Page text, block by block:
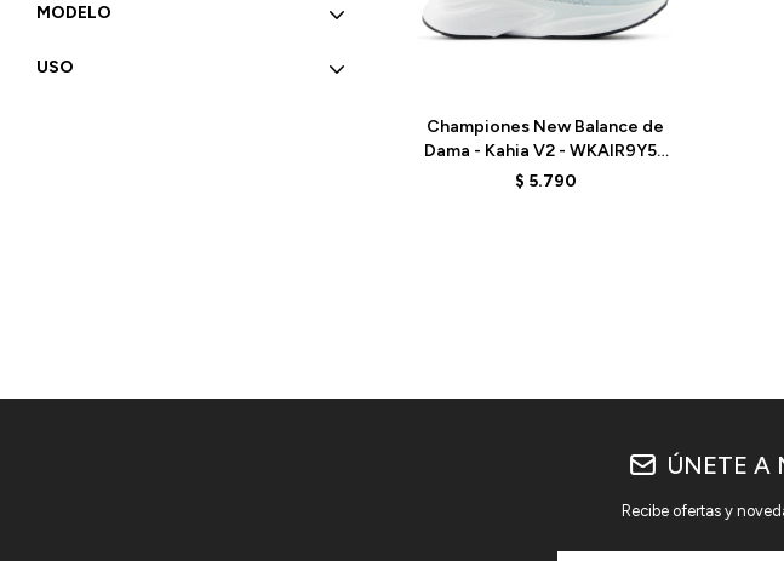
Championes New Balance de
Dama - Kahia V2 - WKAIR9Y5 -
BLUE
$ 5.790
MODELO
USO
ÚNETE A
Recibe ofertas y